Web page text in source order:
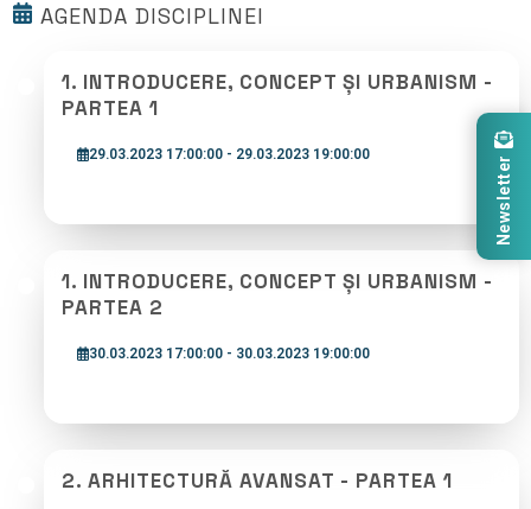
AGENDA DISCIPLINEI
1. INTRODUCERE, CONCEPT ȘI URBANISM -
PARTEA 1
29.03.2023 17:00:00 - 29.03.2023 19:00:00
1. INTRODUCERE, CONCEPT ȘI URBANISM -
PARTEA 2
30.03.2023 17:00:00 - 30.03.2023 19:00:00
2. ARHITECTURĂ AVANSAT - PARTEA 1
Newsletter